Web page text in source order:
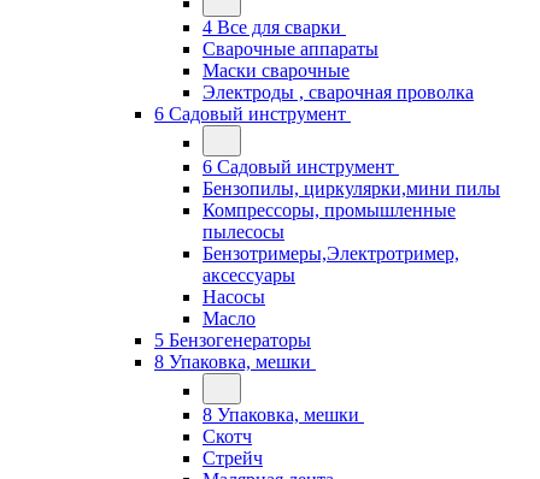
4 Все для сварки
Сварочные аппараты
Маски сварочные
Электроды , сварочная проволка
6 Садовый инструмент
6 Садовый инструмент
Бензопилы, циркулярки,мини пилы
Компрессоры, промышленные
пылесосы
Бензотримеры,Электротример,
аксессуары
Насосы
Масло
5 Бензогенераторы
8 Упаковка, мешки
8 Упаковка, мешки
Скотч
Стрейч